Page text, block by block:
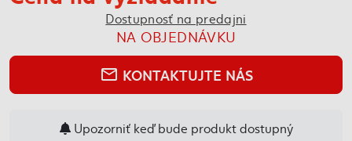
Dostupnosť na predajni
NA OBJEDNÁVKU
mail_outline KONTAKTUJTE NÁS
Upozorniť keď bude produkt dostupný